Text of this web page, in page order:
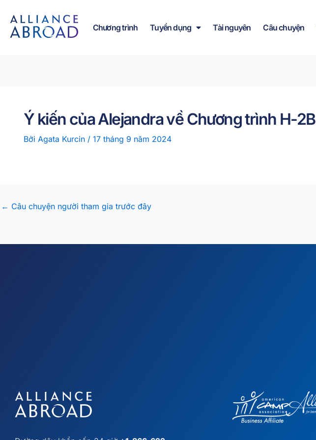
nội
dung
qua
Chương trình Tuyển dụng Tài nguyên Câu chuyện
Ý kiến của Alejandra về Chương trình H-2B
Bởi Agata Kurcin / 17 tháng 9 năm 2024
← Câu chuyện người tham gia trước đây